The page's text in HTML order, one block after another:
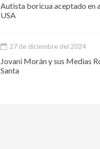
Autista boricua aceptado en
USA
27 de diciembre del 2024
Jovani Morán y sus Medias
Santa